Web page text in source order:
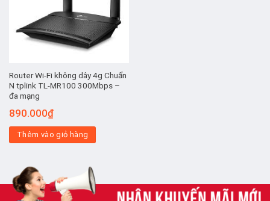
Router Wi-Fi không dây 4g Chuẩn
N tplink TL-MR100 300Mbps –
đa mạng
890.000₫
Thêm vào giỏ hàng